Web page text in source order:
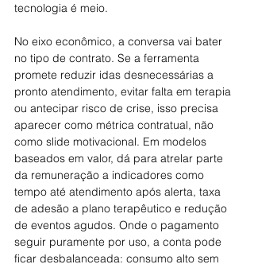
tecnologia é meio.
No eixo econômico, a conversa vai bater
no tipo de contrato. Se a ferramenta
promete reduzir idas desnecessárias a
pronto atendimento, evitar falta em terapia
ou antecipar risco de crise, isso precisa
aparecer como métrica contratual, não
como slide motivacional. Em modelos
baseados em valor, dá para atrelar parte
da remuneração a indicadores como
tempo até atendimento após alerta, taxa
de adesão a plano terapêutico e redução
de eventos agudos. Onde o pagamento
seguir puramente por uso, a conta pode
ficar desbalanceada: consumo alto sem